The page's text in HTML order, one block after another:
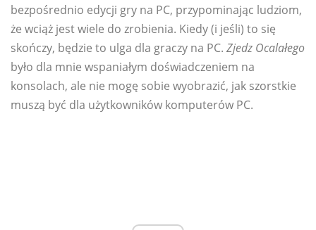
bezpośrednio edycji gry na PC, przypominając ludziom,
że wciąż jest wiele do zrobienia. Kiedy (i jeśli) to się
skończy, będzie to ulga dla graczy na PC. Zjedz Ocalałego
było dla mnie wspaniałym doświadczeniem na
konsolach, ale nie mogę sobie wyobrazić, jak szorstkie
muszą być dla użytkowników komputerów PC.